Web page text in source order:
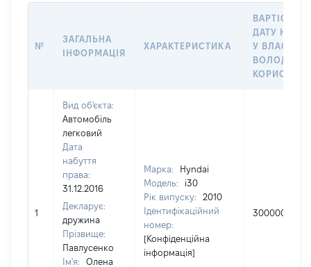
№
ЗАГАЛЬНА
ІНФОРМАЦІЯ
ХАРАКТЕРИСТИКА
ВАРТІСТЬ
ДАТУ
У
1
Вид об'єкта:
Автомобіль
легковий
Дата
набуття
права:
31.12.2016
Декларує:
дружина
Прізвище:
Павлусенко
Ім'я:
Олена
Марка:
Hyndai
Модель:
i30
Рік випуску:
2010
Ідентифікаційний
номер:
[Конфіденційна
інформація]
300000